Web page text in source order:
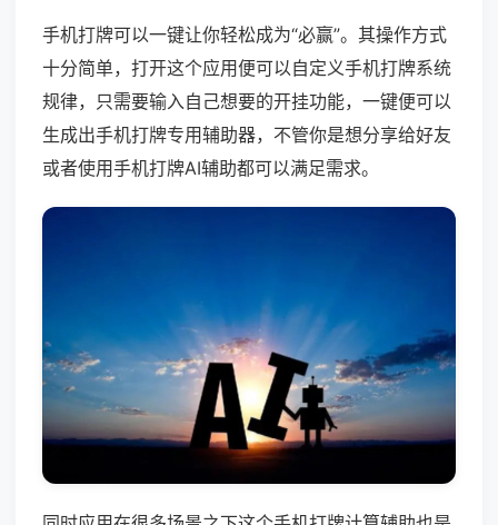
手机打牌可以一键让你轻松成为“必赢”。其操作方式
十分简单，打开这个应用便可以自定义手机打牌系统
规律，只需要输入自己想要的开挂功能，一键便可以
生成出手机打牌专用辅助器，不管你是想分享给好友
或者使用手机打牌AI辅助都可以满足需求。